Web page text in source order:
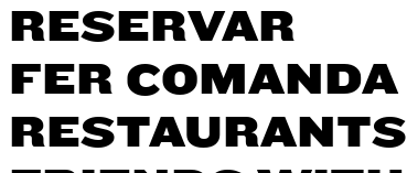
RESERVAR
FER COMANDA
RESTAURANTS